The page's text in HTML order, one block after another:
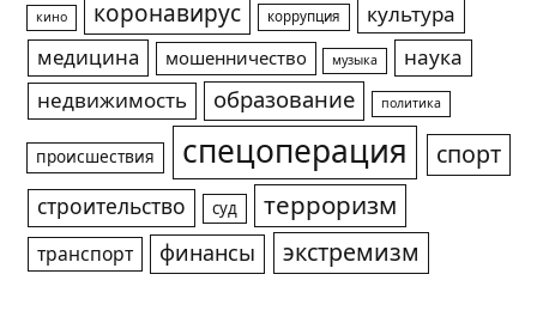
кино коронавирус коррупция
культура
медицина
мошенничество музыка
наука
недвижимость
образование политика
происшествия спецоперация спорт
строительство суд терроризм
транспорт финансы экстремизм